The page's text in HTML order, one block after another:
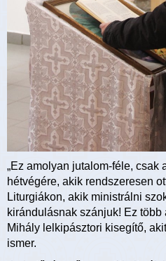
„Ez amolyan jutalom-féle, csak
hétvégére, akik rendszeresen
Liturgiákon, akik ministrálni
kirándulásnak szánjuk! Ez több
Mihály lelkipásztori kisegítő,
ismer.